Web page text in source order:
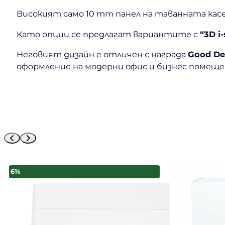
Високият само 10 mm панел на таванната
Като опции се предлагат вариантите с “3D
Неговият дизайн е отличен с награда Good
оформление на модерни офис и бизнес
6%